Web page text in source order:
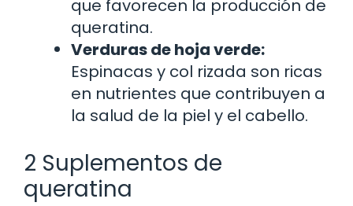
que favorecen la producción de
queratina.
Verduras de hoja verde:
Espinacas y col rizada son ricas
en nutrientes que contribuyen a
la salud de la piel y el cabello.
2 Suplementos de
queratina